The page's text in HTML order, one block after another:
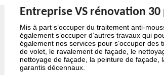
Entreprise VS rénovation 30
Mis à part s’occuper du traitement anti-
également s’occuper d’autres travaux qui
également nos services pour s’occuper
de volet, le ravalement de façade, le
nettoyage de façade, la peinture de façade,
garantis décennaux.